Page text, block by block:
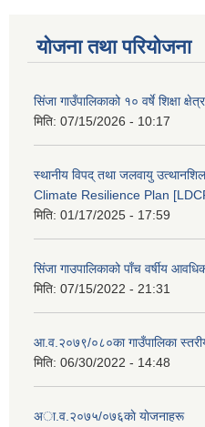
योजना तथा परियोजना
सिंजा गाउँपालिकाको १० वर्षे शिक्षा
मिति: 07/15/2026 - 10:17
स्थानीय विपद् तथा जलवायु
Climate Resilience Plan
मिति: 01/17/2025 - 17:59
सिंजा गाउपालिकाको पाँच वर्षीय
मिति: 07/15/2022 - 21:31
आ.व.२०७९/०८०का गाउँपालिका
मिति: 06/30/2022 - 14:48
अा‍‍.व.२०७५/०७६काे याेजनाहरू